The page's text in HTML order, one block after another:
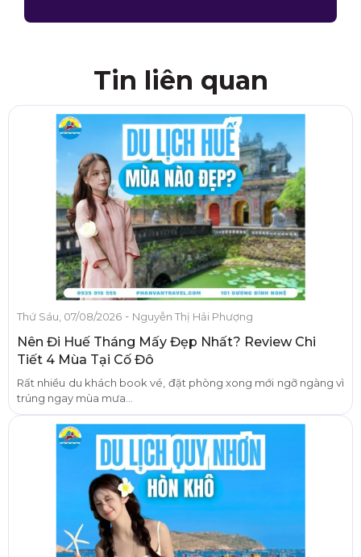
Tin liên quan
Thứ Sáu, 07/08/2026 - Nguyễn Thị Hải Phượng
Nên Đi Huế Tháng Mấy Đẹp Nhất? Review Chi
Tiết 4 Mùa Tại Cố Đô
Rất nhiều du khách book vé, đặt phòng xong mới ngỡ ngàng vì
trúng ngay mùa mưa...